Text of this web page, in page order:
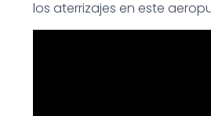
los aterrizajes en este